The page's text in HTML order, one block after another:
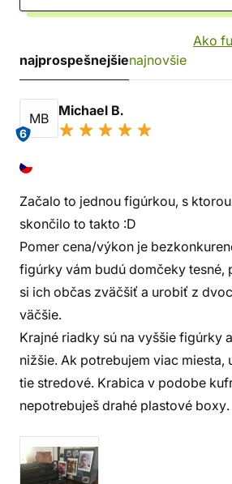
Ako
najprospešnejšienajnovšie
MB
6
Michael B.
Začalo to jednou figúrkou, s
skončilo to takto :D
Pomer cena/výkon je
figúrky vám budú domčeky tesné,
si ich občas zväčšiť a urobiť z
väčšie.
Krajné riadky sú na vyššie figúrky
nižšie. Ak potrebujem viac miesta,
tie stredové. Krabica v podobe
nepotrebuješ drahé plastové boxy.